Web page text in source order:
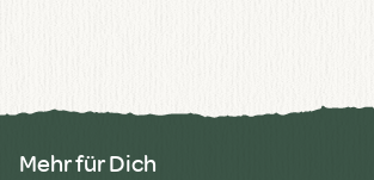
Mehr für Dich